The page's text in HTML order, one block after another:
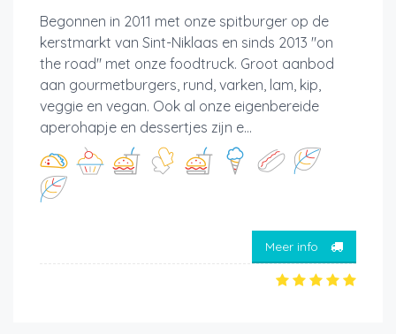
Begonnen in 2011 met onze spitburger op de
kerstmarkt van Sint-Niklaas en sinds 2013 "on
the road" met onze foodtruck. Groot aanbod
aan gourmetburgers, rund, varken, lam, kip,
veggie en vegan. Ook al onze eigenbereide
aperohapje en dessertjes zijn e...
Meer info